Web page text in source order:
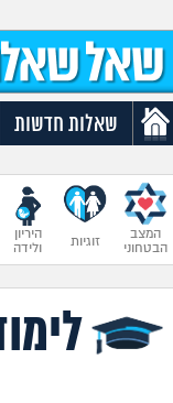
שאלות חדשות
המצב
הבטחוני
זוגיות
היריון
ולידה